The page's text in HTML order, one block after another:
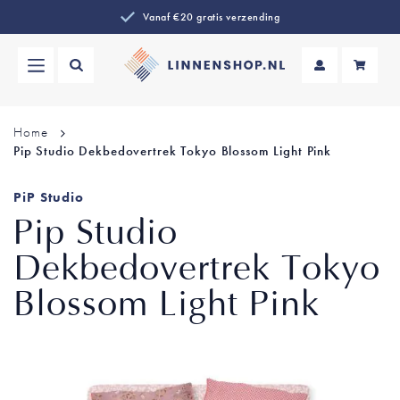
Vanaf €20 gratis verzending
Home
Pip Studio Dekbedovertrek Tokyo Blossom Light Pink
PiP Studio
Pip Studio
Dekbedovertrek Tokyo
Blossom Light Pink